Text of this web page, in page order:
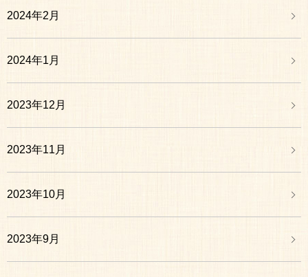
2024年2月
2024年1月
2023年12月
2023年11月
2023年10月
2023年9月